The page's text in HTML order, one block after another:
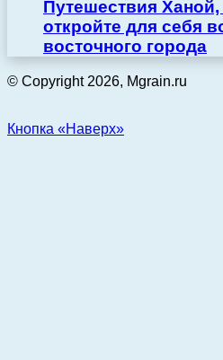
Путешествия
откройте для себя
восточного города
© Copyright 2026, Mgrain.ru
Кнопка «Наверх»